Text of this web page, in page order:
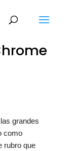
grandes
como
rubro que